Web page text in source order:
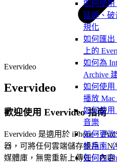
如何使用
延遲、
規化
如何匯出
上的
如何為
Archive
如何使用
播放
如何使用
音樂
如何更改
步指南
如何在
Evervideo
Evervideo
歡迎使用 Evervideo 指南
Evervideo 是適用於 iPhone、
器，可將任何雲端儲存帳戶、
媒體庫，無需重新上傳任何內